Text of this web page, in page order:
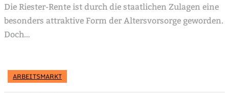
Die Riester-Rente ist durch die staatlichen Zulagen eine
besonders attraktive Form der Altersvorsorge geworden.
Doch…
ARBEITSMARKT